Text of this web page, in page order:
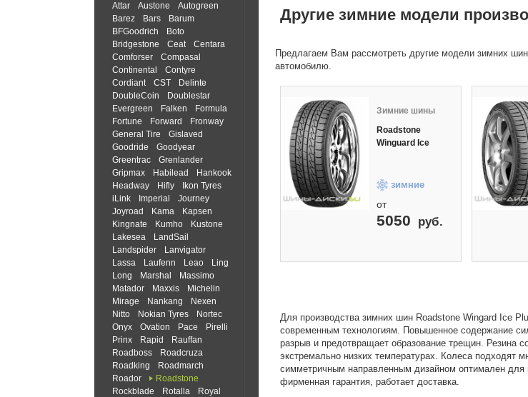
Attar
Austone
Autogreen
Barez
Bars
Barum
BFGoodrich
Boto
Bridgestone
Ceat
Centara
Comforser
Compasal
Continental
Contyre
Cordiant
CST
Delinte
DoubleCoin
Doublestar
Evergreen
Falken
Formula
Fortune
Forward
Fronway
General Tire
Gislaved
Goodride
Goodyear
Greentrac
Grenlander
Gripmax
Habilead
Hankook
Headway
Hifly
Ikon Tyres
iLink
Imperial
Journey
Joyroad
Kama
Kapsen
Kingnate
Kumho
Kustone
Lakesea
LandSail
Landspider
Lanvigator
Lassa
Laufenn Leao
Ling
Long
Marshal
Massimo
Matador
Maxxis
Michelin
Mirage
Nankang
Nexen
Nitto
Nokian Tyres
Nortec
Onyx
Ovation Pace
Pirelli
Prinx
Rapid
Rauffan
Roadboss
Roadcruza
Roadking
Roadmarch
Roador
Roadstone
Rockblade
Rotalla
Royal
Другие зимние модели
Предлагаем Вам рассмотреть другие модели зимних
автомобилю.
Зимние шины
Roadstone
Winguard Ice
зимние
от
5050 руб.
Для производства зимних шин Roadstone Wingard Ice
современным технологиям. Повышенное содержание
разрыв и предотвращает образование трещин. Резина
экстремально низких температурах. Колеса подходят
симметричным направленным дизайном оптимален для
фирменная гарантия, работает доставка.